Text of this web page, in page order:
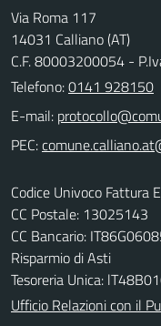
Via Roma 117
14031 Calliano (AT)
C.F. 80003200054 -
Telefono:0141 928150
E-mail:
PEC:
Codice Univoco Fattura
CC Postale: 13025143
CC Bancario:
Risparmio di Asti
Tesoreria Unica:
Ufficio Relazioni con il